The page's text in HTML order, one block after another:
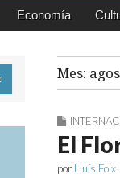
Economía
Mes:
El
por Lluís Foix